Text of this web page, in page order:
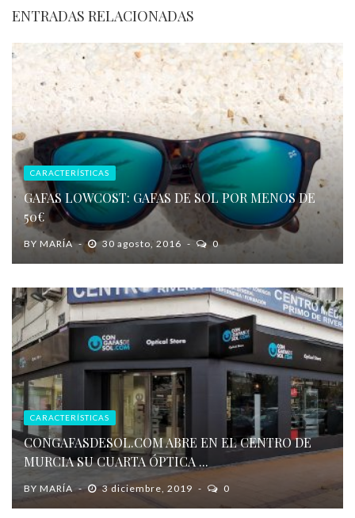
ENTRADAS RELACIONADAS
CARACTERÍSTICAS
GAFAS LOWCOST: GAFAS DE SOL POR MENOS DE
50€
BY MARÍA 30 agosto, 2016 0
CARACTERÍSTICAS
CONGAFASDESOL.COM ABRE EN EL CENTRO DE
MURCIA SU CUARTA ÓPTICA ...
BY MARÍA 3 diciembre, 2019 0